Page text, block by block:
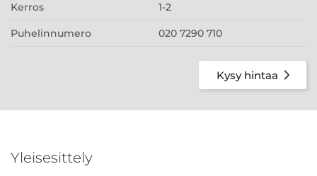
Kerros 1-2
Puhelinnumero 020 7290 710
Kysy hintaa
Yleisesittely